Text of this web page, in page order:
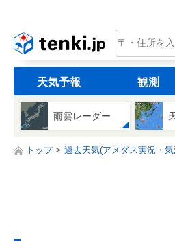
tenki.jp
天気予報 観測
雨雲レーダー
トップ 過去天気(アメダス実況・気